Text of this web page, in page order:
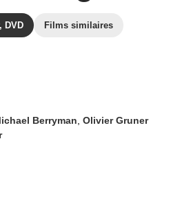
DVD Films similaires
Berryman Olivier Gruner